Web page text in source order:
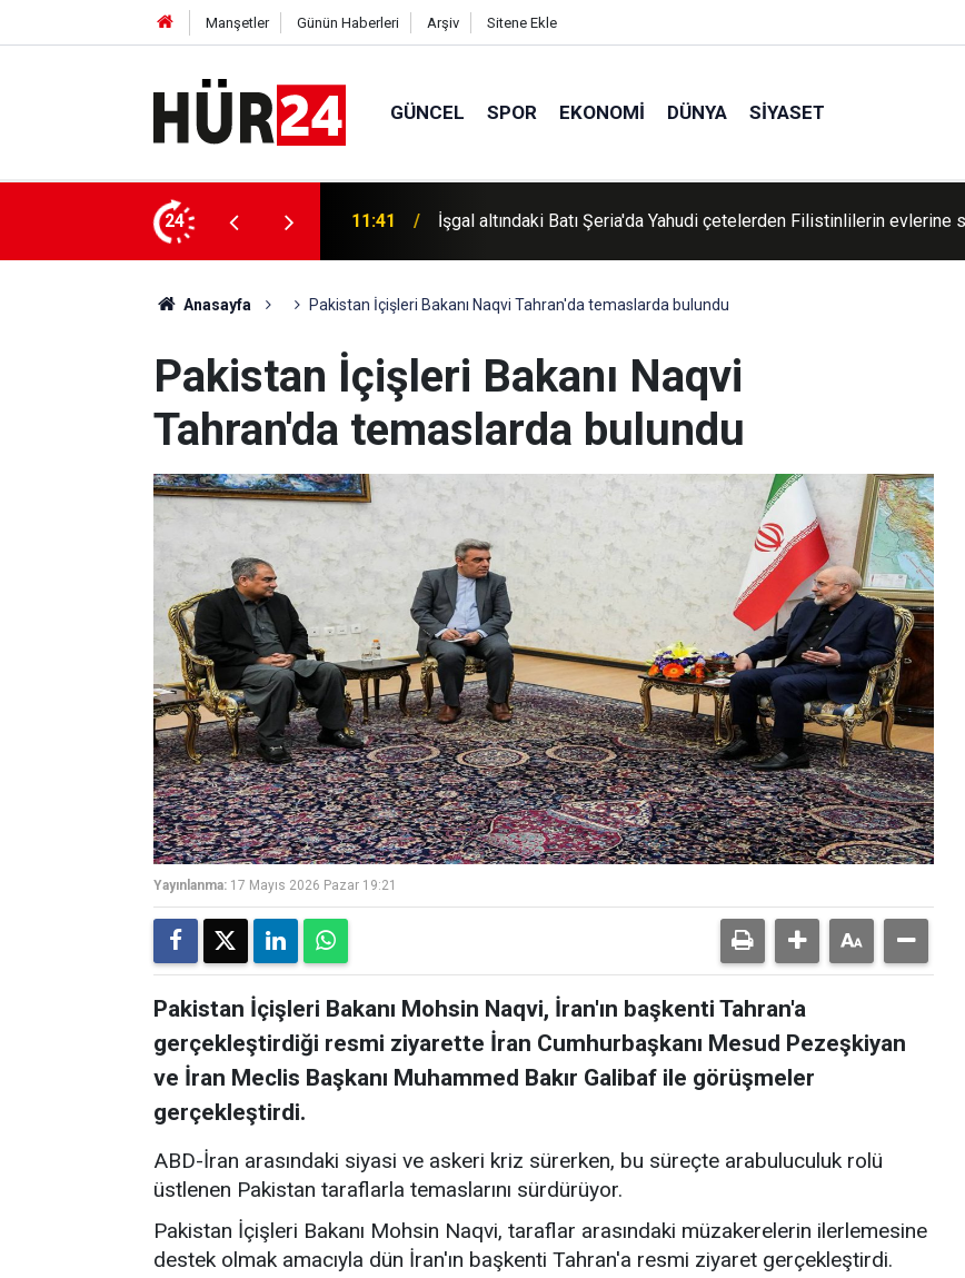
Manşetler Günün Haberleri Arşiv Sitene Ekle
GÜNCEL SPOR EKONOMI DÜNYA SIYASET
24
çetelerden Filistinlilerin evlerine saldırı 11:22 Gazze'de şehit sayısı 73 bin 384'e yükseldi
Anasayfa Pakistan İçişleri Bakanı Naqvi Tahran'da temaslarda bulundu
Pakistan İçişleri Bakanı Naqvi
Tahran'da temaslarda bulundu
Yayınlanma: 17 Mayıs 2026 Pazar 19:21
Pakistan İçişleri Bakanı Mohsin Naqvi, İran'ın başkenti Tahran'a
gerçekleştirdiği resmi ziyarette İran Cumhurbaşkanı Mesud Pezeşkiyan
ve İran Meclis Başkanı Muhammed Bakır Galibaf ile görüşmeler
gerçekleştirdi.
ABD-İran arasındaki siyasi ve askeri kriz sürerken, bu süreçte arabuluculuk rolü
üstlenen Pakistan taraflarla temaslarını sürdürüyor.
Pakistan İçişleri Bakanı Mohsin Naqvi, taraflar arasındaki müzakerelerin ilerlemesine
destek olmak amacıyla dün İran'ın başkenti Tahran'a resmi ziyaret gerçekleştirdi.